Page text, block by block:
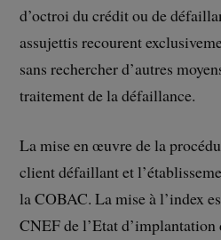
d’octroi du crédit ou de
assujettis recourent
sans rechercher d’autres
traitement de la défaillance.
La mise en œuvre de la
client défaillant et
la COBAC. La mise à l’index
CNEF de l’Etat d’implantation